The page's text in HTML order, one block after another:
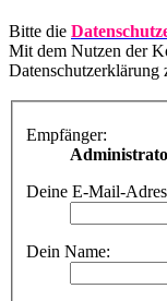
Bitte die
Mit dem Nutzen der
Datenschutzerklärung
Empfänger:
Deine E-Mail-
Dein Name: